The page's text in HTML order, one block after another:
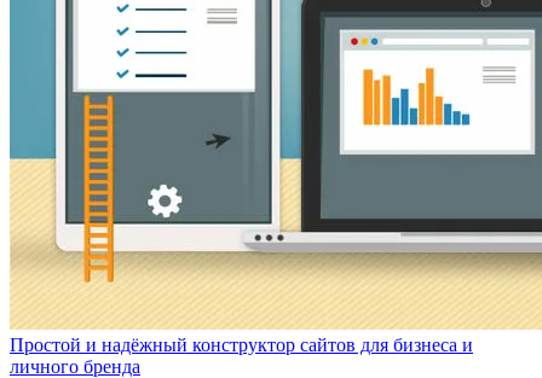
Простой и надёжный конструктор сайтов для бизнеса и
личного бренда